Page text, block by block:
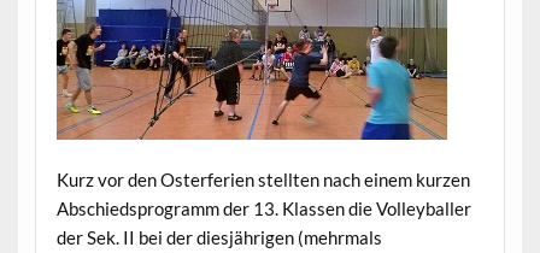
Kurz vor den Osterferien stellten nach einem kurzen
Abschiedsprogramm der 13. Klassen die Volleyballer
der Sek. II bei der diesjährigen (mehrmals